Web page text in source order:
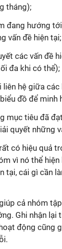
tháng);
đang hướng
vấn đề hiện tại;
các vấn đề
đa khi có thể);
liên hệ giữa
đồ để minh
mục tiêu đã
quyết những
có hiệu quả
vì nó thể
tại, cái gì cần
cả nhóm
Ghi nhận lại
động cũng